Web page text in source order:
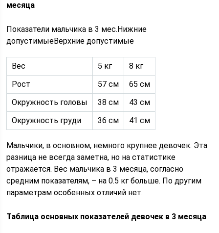
месяца
Показатели мальчика в 3 мес.Нижние
допустимыеВерхние допустимые
Вес 5 кг
8 кг
Рост
57 см
65 см
Окружность головы
38 см
43 см
Окружность груди
36 см 41 см
Мальчики, в основном, немного крупнее девочек. Эта
разница не всегда заметна, но на статистике
отражается. Вес мальчика в 3 месяца, согласно
средним показателям, – на 0.5 кг больше. По другим
параметрам особенных отличий нет.
Таблица основных показателей девочек в 3 месяца